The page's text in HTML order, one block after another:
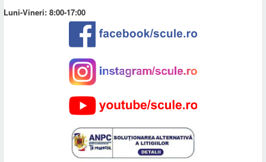
Luni-Vineri: 8:00-17:00